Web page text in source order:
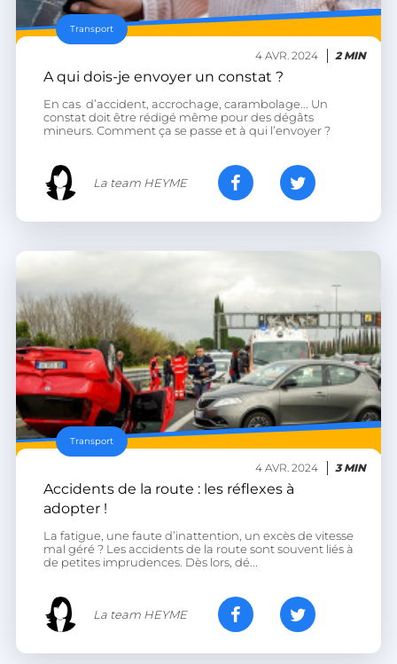
4 AVR. 2024 2 MIN
Transport
A qui dois-je envoyer un constat ?
En cas d’accident, accrochage, carambolage... Un
constat doit être rédigé même pour des dégâts
mineurs. Comment ça se passe et à qui l’envoyer ?
La team HEYME
4 AVR. 2024 3 MIN
Transport
Accidents de la route : les réflexes à
adopter !
La fatigue, une faute d’inattention, un excès de vitesse
mal géré ? Les accidents de la route sont souvent liés à
de petites imprudences. Dès lors, dé...
La team HEYME
PERSISTID
LiveChat
accounts.livechatinc.com
VISITOR_PRIVACY_METADATA